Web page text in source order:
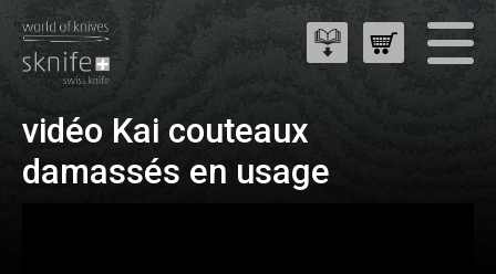
vidéo Kai couteaux
damassés en usage